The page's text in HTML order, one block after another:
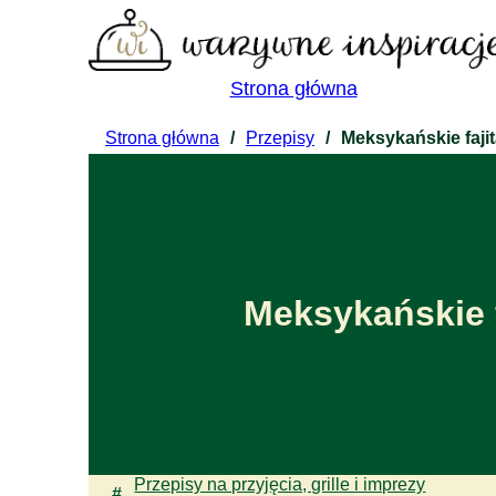
Strona główna
Strona główna / Przepisy / Meksykańskie
Przepisy na przyjęcia, grille i imprezy